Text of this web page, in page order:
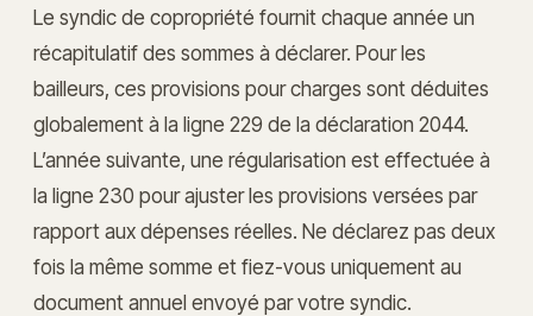
Le syndic de copropriété fournit chaque année un
récapitulatif des sommes à déclarer. Pour les
bailleurs, ces provisions pour charges sont déduites
globalement à la ligne 229 de la déclaration 2044.
L’année suivante, une régularisation est effectuée à
la ligne 230 pour ajuster les provisions versées par
rapport aux dépenses réelles. Ne déclarez pas deux
fois la même somme et fiez-vous uniquement au
document annuel envoyé par votre syndic.